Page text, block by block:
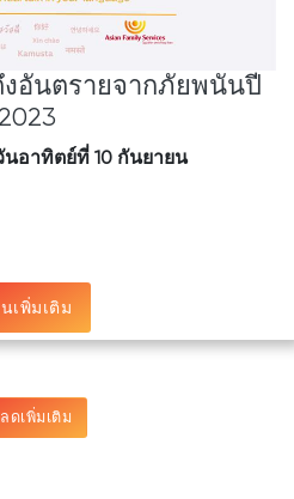
อันตรายจากภัยพนันปี
2023
นอาทิตย์ที่ 10 กันยายน
เพิ่มเติม
ดเพิ่มเติม